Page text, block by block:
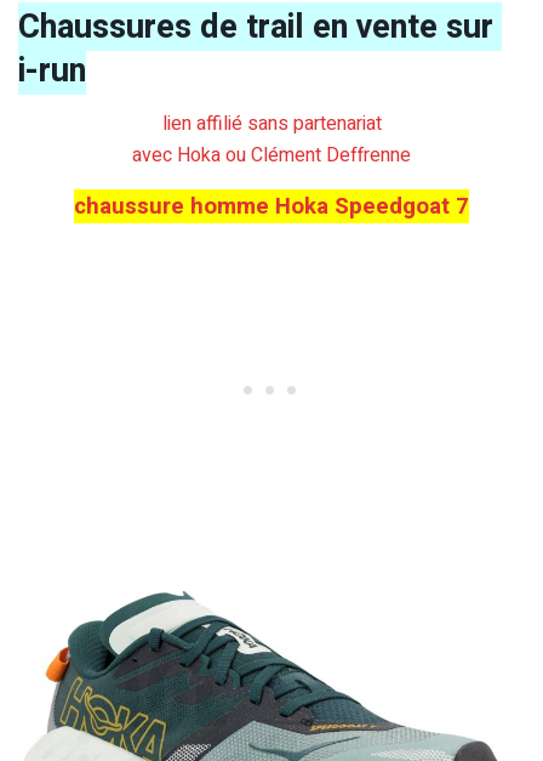
Chaussures de trail en vente sur
i-run
lien affilié sans partenariat
avec Hoka ou Clément Deffrenne
chaussure homme Hoka Speedgoat 7